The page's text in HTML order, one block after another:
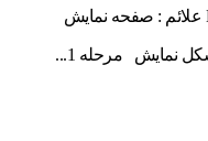
راهنمای تعویض ال سی دی گوشی LG G6 علائم : صفحه نمایش